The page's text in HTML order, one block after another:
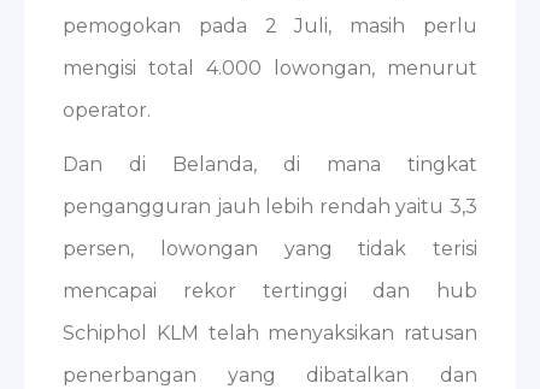
pemogokan pada 2 Juli, masih perlu
mengisi total 4.000 lowongan, menurut
operator.
Dan di Belanda, di mana tingkat
pengangguran jauh lebih rendah yaitu 3,3
persen, lowongan yang tidak terisi
mencapai rekor tertinggi dan hub
Schiphol KLM telah menyaksikan ratusan
penerbangan yang dibatalkan dan